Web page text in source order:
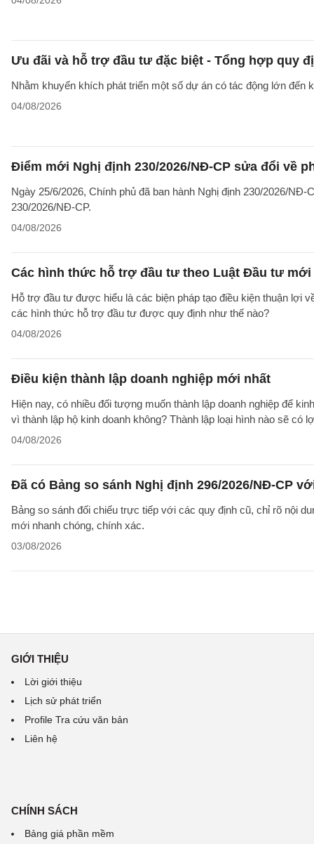
Ưu đãi và hỗ trợ đầu tư đặc biệt - Tổng hợp quy
Nhằm khuyến khích phát triển một số dự án có tác động lớn đến
04/08/2026
Điểm mới Nghị định 230/2026/NĐ-CP sửa đổi về
Ngày 25/6/2026, Chính phủ đã ban hành Nghị định 230/2026/
230/2026/NĐ-CP.
04/08/2026
Các hình thức hỗ trợ đầu tư theo Luật Đầu tư mới
Hỗ trợ đầu tư được hiểu là các biện pháp tạo điều kiện thuận lợi
các hình thức hỗ trợ đầu tư được quy định như thế nào?
04/08/2026
Điều kiện thành lập doanh nghiệp mới nhất
Hiện nay, có nhiều đối tượng muốn thành lập doanh nghiệp để
vì thành lập hộ kinh doanh không? Thành lập loại hình nào sẽ có
04/08/2026
Đã có Bảng so sánh Nghị định 296/2026/NĐ-CP
Bảng so sánh đối chiếu trực tiếp với các quy định cũ, chỉ rõ nội
mới nhanh chóng, chính xác.
03/08/2026
GIỚI THIỆU
Lời giới thiệu
Lịch sử phát triển
Profile Tra cứu văn bản
Liên hệ
CHÍNH SÁCH
Bảng giá phần mềm